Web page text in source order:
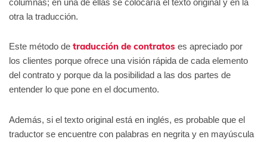
columnas; en una de ellas se colocaría el texto original y en la
otra la traducción.
Este método de traducción de contratos es apreciado por
los clientes porque ofrece una visión rápida de cada elemento
del contrato y porque da la posibilidad a las dos partes de
entender lo que pone en el documento.
Además, si el texto original está en inglés, es probable que el
traductor se encuentre con palabras en negrita y en mayúscula